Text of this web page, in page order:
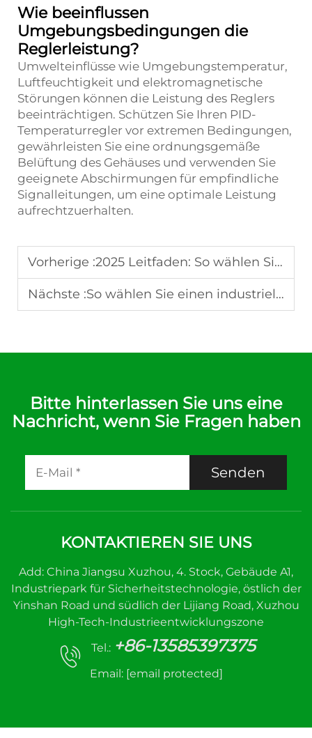
Wie beeinflussen
Umgebungsbedingungen die
Reglerleistung?
Umwelteinflüsse wie Umgebungstemperatur,
Luftfeuchtigkeit und elektromagnetische
Störungen können die Leistung des Reglers
beeinträchtigen. Schützen Sie Ihren PID-
Temperaturregler vor extremen Bedingungen,
gewährleisten Sie eine ordnungsgemäße
Belüftung des Gehäuses und verwenden Sie
geeignete Abschirmungen für empfindliche
Signalleitungen, um eine optimale Leistung
aufrechtzuerhalten.
Vorherige :2025 Leitfaden: So wählen Sie den besten Temperaturregler
Nächste :So wählen Sie einen industriellen Temperaturregler aus
Bitte hinterlassen Sie uns eine
Nachricht, wenn Sie Fragen haben
Senden
KONTAKTIEREN SIE UNS
Add: China Jiangsu Xuzhou, 4. Stock, Gebäude A1,
Industriepark für Sicherheitstechnologie, östlich der
Yinshan Road und südlich der Lijiang Road, Xuzhou
High-Tech-Industrieentwicklungszone
Tel.: +86-13585397375
Email: [email protected]